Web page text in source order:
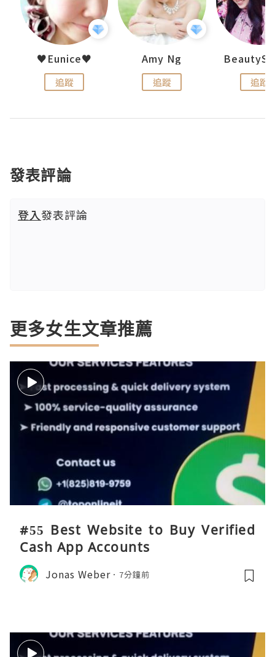
♥Eunice♥
追蹤
Amy Ng
追蹤 追蹤
發表評論
登入發表評論
更多女生文章推薦
#55 Best Website to Buy Verified
Cash App Accounts
Jonas Weber 7分鐘前